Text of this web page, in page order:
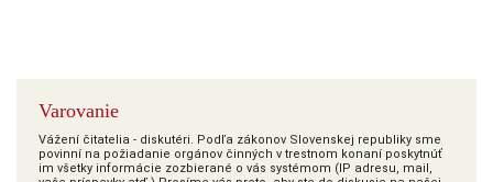
Varovanie
Vážení čitatelia - diskutéri. Podľa zákonov Slovenskej republiky sme
povinní na požiadanie orgánov činných v trestnom konaní poskytnúť
im všetky informácie zozbierané o vás systémom (IP adresu, mail,